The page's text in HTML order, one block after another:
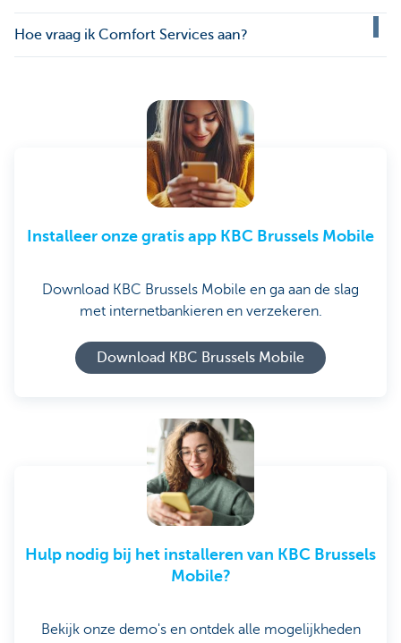
Hoe vraag ik Comfort Services aan?
Installeer onze gratis app KBC Brussels Mobile
Download KBC Brussels Mobile en ga aan de slag
met internetbankieren en verzekeren.
Download KBC Brussels Mobile
Hulp nodig bij het installeren van KBC Brussels
Mobile?
Bekijk onze demo's en ontdek alle mogelijkheden